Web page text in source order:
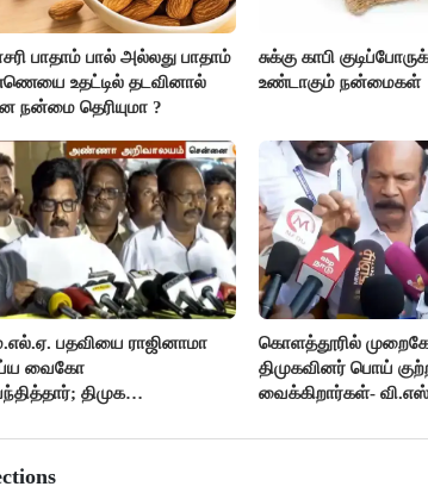
பாதாம் பால் அல்லது பாதாம்
உதட்டில் தடவினால்
நன்மை தெரியுமா ?
சுக்கு காபி
உண்டாகும் நன்மைகள்
பதவியை ராஜினாமா
வைகோ
திமுக
மதிமுக
பரபரப்பு பேட்டி
கொளத்தூரில்
திமுகவினர் பொய்
வைக்கிறார்கள்-